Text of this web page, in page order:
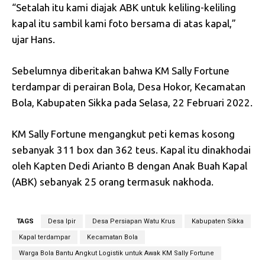
“Setalah itu kami diajak ABK untuk keliling-keliling
kapal itu sambil kami foto bersama di atas kapal,”
ujar Hans.
Sebelumnya diberitakan bahwa KM Sally Fortune
terdampar di perairan Bola, Desa Hokor, Kecamatan
Bola, Kabupaten Sikka pada Selasa, 22 Februari 2022.
KM Sally Fortune mengangkut peti kemas kosong
sebanyak 311 box dan 362 teus. Kapal itu dinakhodai
oleh Kapten Dedi Arianto B dengan Anak Buah Kapal
(ABK) sebanyak 25 orang termasuk nakhoda.
TAGS Desa Ipir Desa Persiapan Watu Krus Kabupaten Sikka
Kapal terdampar Kecamatan Bola
Warga Bola Bantu Angkut Logistik untuk Awak KM Sally Fortune